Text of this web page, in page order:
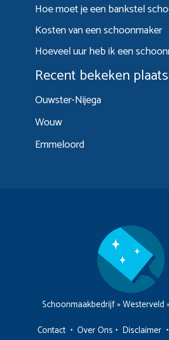
Hoe moet je een bankstel
Kosten van een schoonmaker
Hoeveel uur heb ik een
Recent bekeken
Ouwster-Nijega
Wouw
Emmeloord
Schoonmaakbedrijf»Westerveld
Contact • Over Ons • Disclaimer •